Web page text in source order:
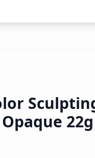
22g